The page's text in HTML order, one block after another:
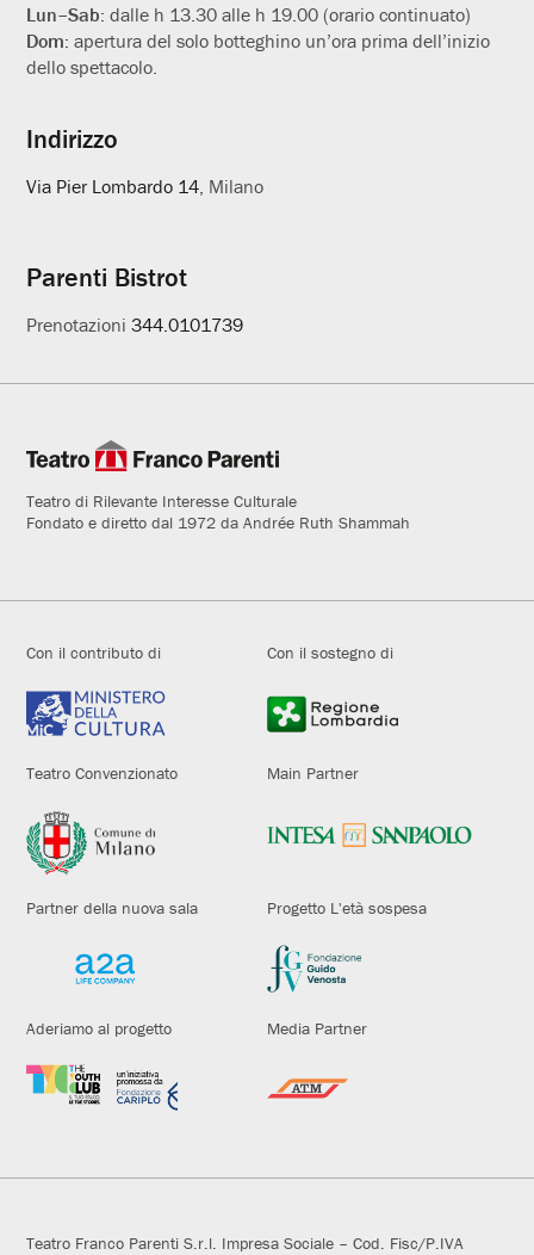
Lun–Sab:dalle h 13.30 alle h 19.00 (orario continuato)
Dom:apertura del solo botteghino un’ora prima dell’inizio
dello spettacolo.
Indirizzo
Via Pier Lombardo 14 , Milano
Parenti Bistrot
Prenotazioni344.0101739
Teatro di Rilevante Interesse Culturale
Fondato e diretto dal 1972 da Andrée Ruth Shammah
Con il contributo di Con il sostegno di
Teatro Convenzionato Main Partner
Partner della nuova sala Progetto L'età sospesa
Aderiamo al progetto Media Partner
Teatro Franco Parenti S.r.l. Impresa Sociale – Cod. Fisc/P.IVA